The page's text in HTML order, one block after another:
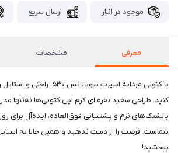
موجود در انبار ارسال سریع
معرفی مشخصات
با کتونی مردانه اسپرت
کنید. طراحی سفید نقره ای کرم این کتونی‌ها نه‌تنها
بالشتک‌های نرم و پشتیبانی فوق‌العاده، ایده‌آل برای
شماست. فرصت را از دست ندهید و همین حالا به
ببخشید!